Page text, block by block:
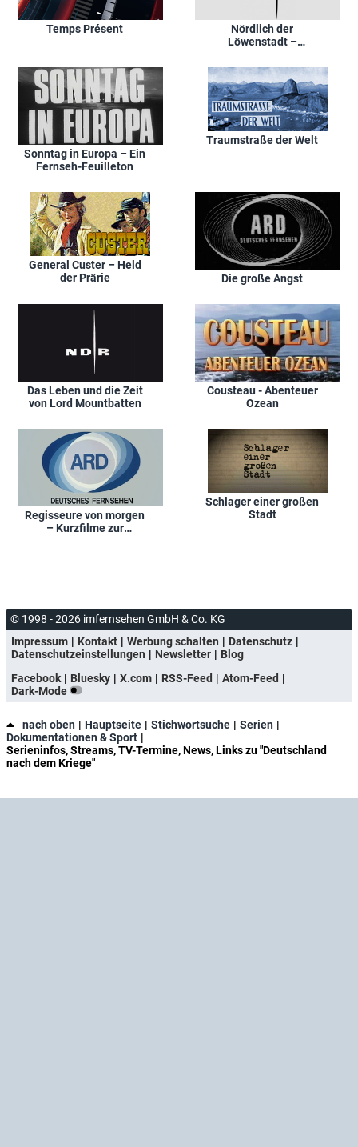
Temps Présent
Nördlich der
Löwenstadt –
Reise durch die
Malaienhalbinsel und
Thailand
Sonntag in Europa – Ein
Fernseh-Feuilleton
Traumstraße der Welt
General Custer – Held
der Prärie
Die große Angst
Das Leben und die Zeit
von Lord Mountbatten
Cousteau - Abenteuer
Ozean
Regisseure von morgen
– Kurzfilme zur
Schlager einer großen
Stadt
© 1998 - 2026 imfernsehen GmbH & Co. KG
Impressum
Kontakt Werbung schalten
Datenschutz
Datenschutzeinstellungen
Newsletter
Blog
Facebook
Bluesky X.com RSS-Feed
Atom-Feed
Dark-Mode
nach oben Hauptseite Stichwortsuche
Serien
Dokumentationen & Sport
Serieninfos, Streams, TV-Termine, News, Links zu "Deutschland
nach dem Kriege"